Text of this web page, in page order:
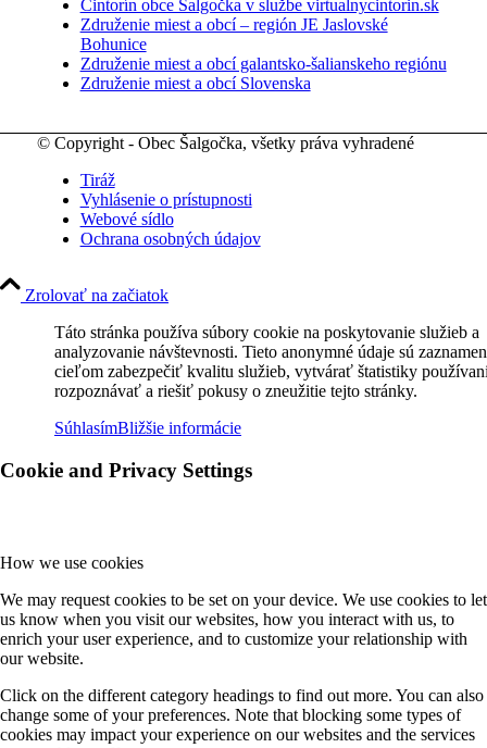
Cintorín obce Šalgočka v službe virtualnycintorin.sk
Združenie miest a obcí – región JE Jaslovské
Bohunice
Združenie miest a obcí galantsko-šalianskeho regiónu
Združenie miest a obcí Slovenska
© Copyright - Obec Šalgočka, všetky práva vyhradené
Tiráž
Vyhlásenie o prístupnosti
Webové sídlo
Ochrana osobných údajov
Zrolovať na začiatok
Táto stránka používa súbory cookie na poskytovanie služieb a
analyzovanie návštevnosti. Tieto anonymné údaje sú
cieľom zabezpečiť kvalitu služieb, vytvárať štatistiky
rozpoznávať a riešiť pokusy o zneužitie tejto stránky.
SúhlasímBližšie informácie
Cookie and Privacy Settings
How we use cookies
We may request cookies to be set on your device. We use cookies to let
us know when you visit our websites, how you interact with us, to
enrich your user experience, and to customize your relationship with
our website.
Click on the different category headings to find out more. You can also
change some of your preferences. Note that blocking some types of
cookies may impact your experience on our websites and the services